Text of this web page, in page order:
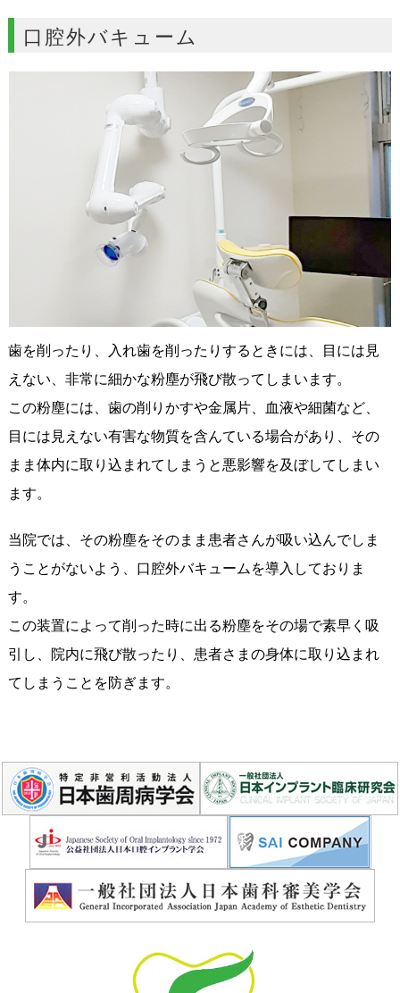
口腔外バキューム
歯を削ったり、入れ歯を削ったりするときには、目には見
えない、非常に細かな粉塵が飛び散ってしまいます。
この粉塵には、歯の削りかすや金属片、血液や細菌など、
目には見えない有害な物質を含んている場合があり、その
まま体内に取り込まれてしまうと悪影響を及ぼしてしまい
ます。
当院では、その粉塵をそのまま患者さんが吸い込んでしま
うことがないよう、口腔外バキュームを導入しておりま
す。
この装置によって削った時に出る粉塵をその場で素早く吸
引し、院内に飛び散ったり、患者さまの身体に取り込まれ
てしまうことを防ぎます。